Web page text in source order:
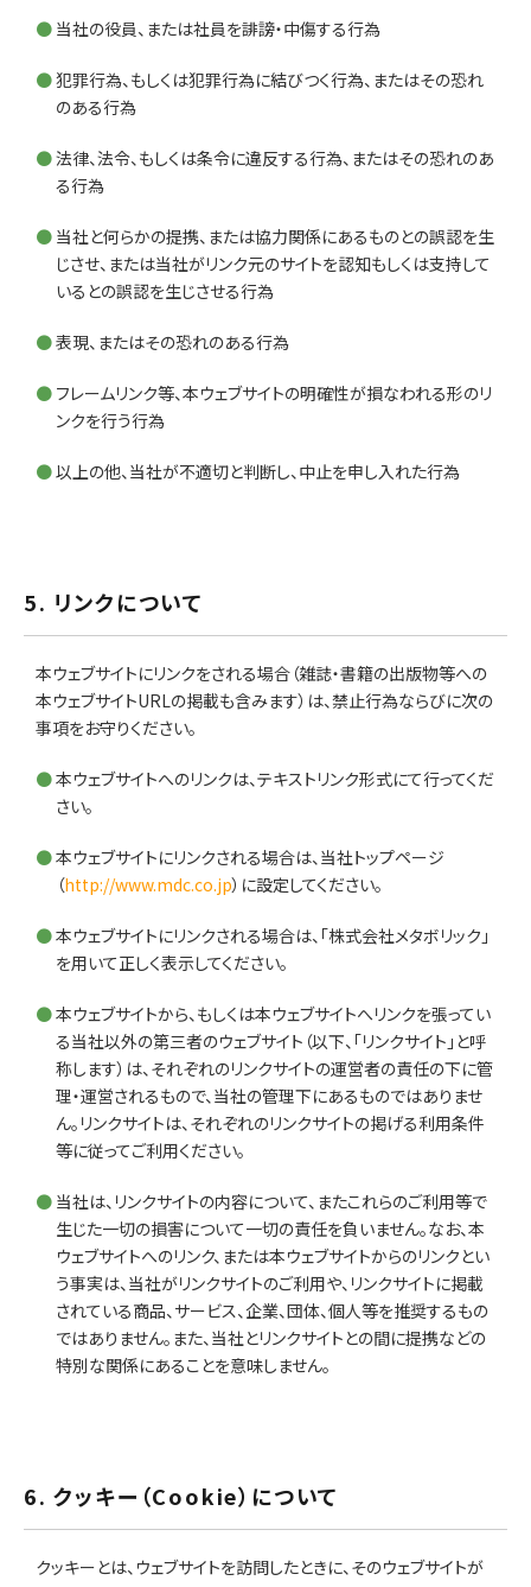
当社の役員、または社員を誹謗・中傷する行為
犯罪行為、もしくは犯罪行為に結びつく行為、またはその恐れ
のある行為
法律、法令、もしくは条令に違反する行為、またはその恐れのあ
る行為
当社と何らかの提携、または協力関係にあるものとの誤認を生
じさせ、または当社がリンク元のサイトを認知もしくは支持して
いるとの誤認を生じさせる行為
表現、またはその恐れのある行為
フレームリンク等、本ウェブサイトの明確性が損なわれる形のリ
ンクを行う行為
以上の他、当社が不適切と判断し、中止を申し入れた行為
5. リンクについて
本ウェブサイトにリンクをされる場合（雑誌・書籍の出版物等への
本ウェブサイトURLの掲載も含みます）は、禁止行為ならびに次の
事項をお守りください。
本ウェブサイトへのリンクは、テキストリンク形式にて行ってくだ
さい。
本ウェブサイトにリンクされる場合は、当社トップページ
（http://www.mdc.co.jp）に設定してください。
本ウェブサイトにリンクされる場合は、「株式会社メタボリック」
を用いて正しく表示してください。
本ウェブサイトから、もしくは本ウェブサイトへリンクを張ってい
る当社以外の第三者のウェブサイト（以下、「リンクサイト」と呼
称します）は、それぞれのリンクサイトの運営者の責任の下に管
理・運営されるもので、当社の管理下にあるものではありませ
ん。リンクサイトは、それぞれのリンクサイトの掲げる利用条件
等に従ってご利用ください。
当社は、リンクサイトの内容について、またこれらのご利用等で
生じた一切の損害について一切の責任を負いません。なお、本
ウェブサイトへのリンク、または本ウェブサイトからのリンクとい
う事実は、当社がリンクサイトのご利用や、リンクサイトに掲載
されている商品、サービス、企業、団体、個人等を推奨するもの
ではありません。また、当社とリンクサイトとの間に提携などの
特別な関係にあることを意味しません。
6. クッキー（Cookie）について
クッキーとは、ウェブサイトを訪問したときに、そのウェブサイトが